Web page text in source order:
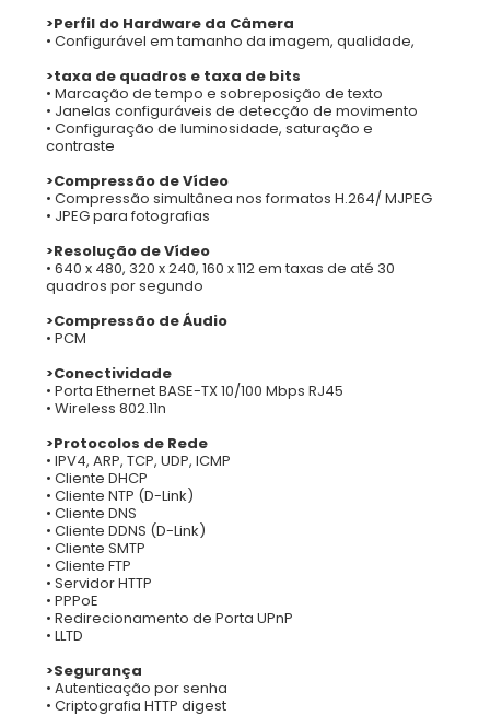
>Perfil do Hardware da Câmera
• Configurável em tamanho da imagem, qualidade,
>taxa de quadros e taxa de bits
• Marcação de tempo e sobreposição de texto
• Janelas configuráveis de detecção de movimento
• Configuração de luminosidade, saturação e
contraste
>Compressão de Vídeo
• Compressão simultânea nos formatos H.264/ MJPEG
• JPEG para fotografias
>Resolução de Vídeo
• 640 x 480, 320 x 240, 160 x 112 em taxas de até 30
quadros por segundo
>Compressão de Áudio
• PCM
>Conectividade
• Porta Ethernet BASE-TX 10/100 Mbps RJ45
• Wireless 802.11n
>Protocolos de Rede
• IPV4, ARP, TCP, UDP, ICMP
• Cliente DHCP
• Cliente NTP (D-Link)
• Cliente DNS
• Cliente DDNS (D-Link)
• Cliente SMTP
• Cliente FTP
• Servidor HTTP
• PPPoE
• Redirecionamento de Porta UPnP
• LLTD
>Segurança
• Autenticação por senha
• Criptografia HTTP digest